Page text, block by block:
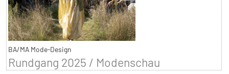
BA/MA Mode-Design
Rundgang 2025 / Modenschau